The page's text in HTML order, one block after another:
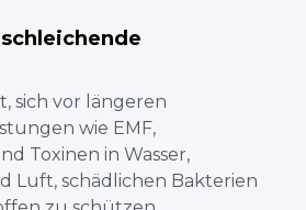
sich vor längeren
wie EMF,
Toxinen in Wasser,
Luft, schädlichen Bakterien